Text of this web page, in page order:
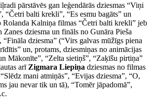
pārstāvēs gan leģendārās dziesmas “Viņi
“Četri balti krekli”, “Es esmu bagāts” un
Rolanda Kalniņa filmas “Četri balti krekli” jeb
dziesma un fināls no Gunāra Pieša
dziesma” (“Virs galvas mūžīgs piena
un, protams, dziesmiņas no animācijas
Mākonīte”, “Zelta sietiņš”, “Zaķīšu pirtiņa”
arī Zigmara Liepiņa dziesmas no filmas
mani atmiņās”, “Evijas dziesma”, “O,
jau nevar tik un tā), “Tomēr jāpadomā”,